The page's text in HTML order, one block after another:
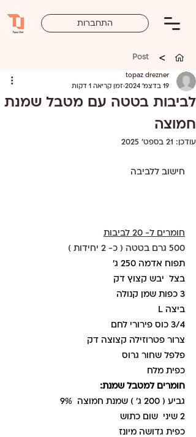
התחברות
>
Post
לביבות בטטה עם מטבל שמנת
חמוצה
topaz drezner
19 בדצמ׳ 2024
זמן קריאה 1 דקות
עודכן: 21 בספט׳ 2025
חישוב ללביבה
חומרים ל- 20 לביבות
500 גרם בטטה ( כ- 2 יחידות )
תפוח אדמה 250 ג'
בצל  יבש קצוץ דק
3 כפות שמן קנולה
ביצה L
3/4 כוס פירורי לחם
צרור פטרוזילה קצוצה דק
פלפל שחור גרוס
כפית מלח
חומרים למטבל שמנת:
גביע ( 200 ג' ) שמנת חמוצה  9%
2 שיני  שום כתוש
כפית גדושה מיונז